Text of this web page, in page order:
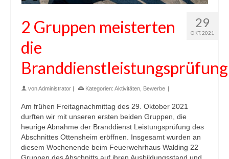
29
OKT. 2021
2 Gruppen meisterten
die
Branddienstleistungsprüfung
vonAdministrator | Kategorien: Aktivitäten Bewerbe |
Am frühen Freitagnachmittag des 29. Oktober 2021
durften wir mit unseren ersten beiden Gruppen, die
heurige Abnahme der Branddienst Leistungsprüfung des
Abschnittes Ottensheim eröffnen. Insgesamt wurden an
diesem Wochenende beim Feuerwehrhaus Walding 22
Gruppen des Abschnitts auf ihren Ausbildungsstand und